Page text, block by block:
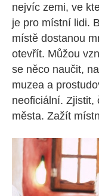
nejvíc zemi, ve
je pro místní lidi.
místě dostanou
otevřít. Můžou
se něco naučit,
muzea a
neoficiální.
města. Zažít